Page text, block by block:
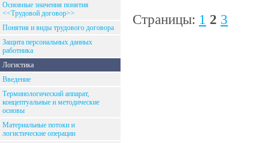
Основные значения понятия
<<Трудовой договор>>
Понятия и виды трудового договора
Защита персональных данных
работника
Логистика
Введение
Терминологический аппарат,
концептуальные и методические
основы
Материальные потоки и
логистические операции
Страницы: 1 2 3